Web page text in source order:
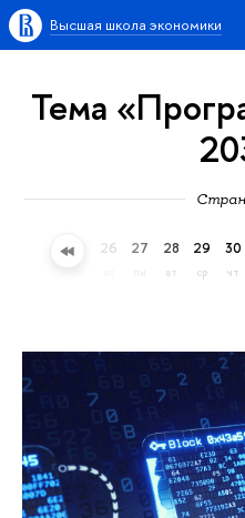
Высшая школа экономики
Тема
25 26 27 28
вт
29
ср
30
чт